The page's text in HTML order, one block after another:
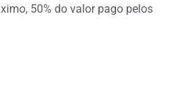
50% do valor pago pelos